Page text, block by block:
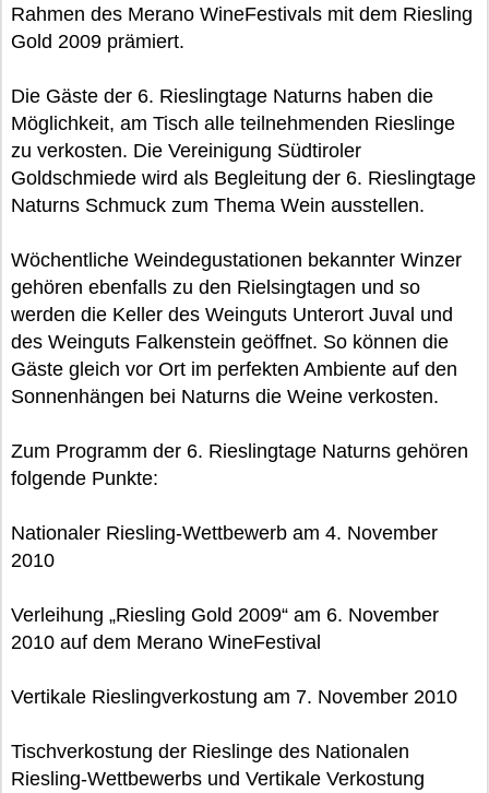
Rahmen des Merano WineFestivals mit dem Riesling
Gold 2009 prämiert.
Die Gäste der 6. Rieslingtage Naturns haben die
Möglichkeit, am Tisch alle teilnehmenden Rieslinge
zu verkosten. Die Vereinigung Südtiroler
Goldschmiede wird als Begleitung der 6. Rieslingtage
Naturns Schmuck zum Thema Wein ausstellen.
Wöchentliche Weindegustationen bekannter Winzer
gehören ebenfalls zu den Rielsingtagen und so
werden die Keller des Weinguts Unterort Juval und
des Weinguts Falkenstein geöffnet. So können die
Gäste gleich vor Ort im perfekten Ambiente auf den
Sonnenhängen bei Naturns die Weine verkosten.
Zum Programm der 6. Rieslingtage Naturns gehören
folgende Punkte:
Nationaler Riesling-Wettbewerb am 4. November
2010
Verleihung „Riesling Gold 2009“ am 6. November
2010 auf dem Merano WineFestival
Vertikale Rieslingverkostung am 7. November 2010
Tischverkostung der Rieslinge des Nationalen
Riesling-Wettbewerbs und Vertikale Verkostung